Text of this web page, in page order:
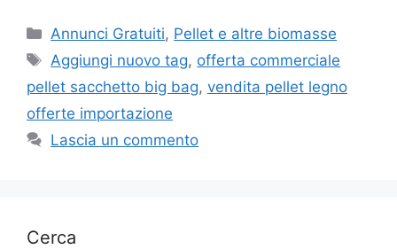
Categorie
Annunci Gratuiti, Pellet e altre biomasse
Tag
Aggiungi nuovo tag, offerta commerciale
pellet sacchetto big bag, vendita pellet legno
offerte importazione
Lascia un commento
Cerca